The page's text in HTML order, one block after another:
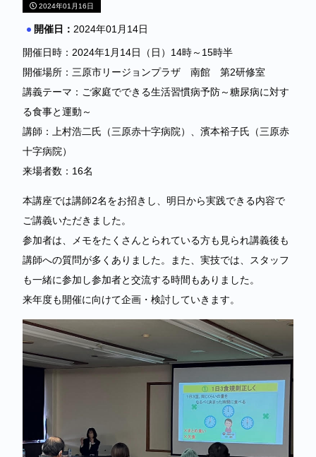
2024年01月16日
開催日： 2024年01月14日
開催日時：2024年1月14日（日）14時～15時半
開催場所：三原市リージョンプラザ 南館 第2研修室
講義テーマ：ご家庭でできる生活習慣病予防～糖尿病に対す
る食事と運動～
講師：上村浩二氏（三原赤十字病院）、濱本裕子氏（三原赤
十字病院）
来場者数：16名
本講座では講師2名をお招きし、明日から実践できる内容で
ご講義いただきました。
参加者は、メモをたくさんとられている方も見られ講義後も
講師への質問が多くありました。また、実技では、スタッフ
も一緒に参加し参加者と交流する時間もありました。
来年度も開催に向けて企画・検討していきます。